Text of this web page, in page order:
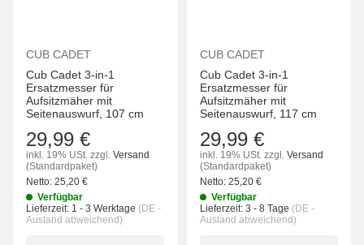
CUB CADET
Cub Cadet 3-in-1
Ersatzmesser für
Aufsitzmäher mit
Seitenauswurf, 107 cm
29,99 €
inkl. 19% USt. zzgl. Versand
(Standardpaket)
Netto: 25,20 €
Verfügbar
Lieferzeit: 1 - 3 Werktage (DE -
Ausland abweichend)
CUB CADET
Cub Cadet 3-in-1
Ersatzmesser für
Aufsitzmäher mit
Seitenauswurf, 117 cm
29,99 €
inkl. 19% USt. zzgl. Versand
(Standardpaket)
Netto: 25,20 €
Verfügbar
Lieferzeit: 3 - 8 Tage (DE -
Ausland abweichend)